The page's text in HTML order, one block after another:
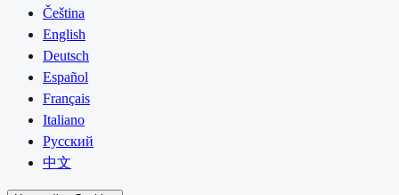
Čeština
English
Deutsch
Español
Français
Italiano
Русский
中文